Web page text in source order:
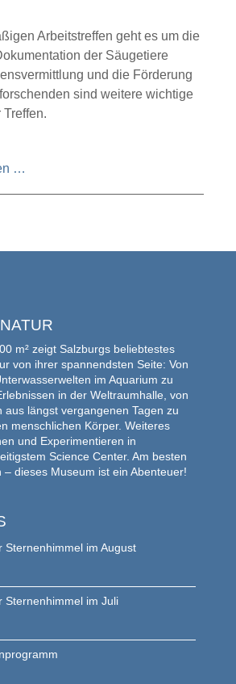
Arbeitstreffen geht es um die
der Säugetiere
und die Förderung
sind weitere wichtige
…
der
m² zeigt Salzburgs beliebtestes
von ihrer spannendsten Seite: Von
im Aquarium zu
in der Weltraumhalle, von
aus längst vergangenen Tagen zu
menschlichen Körper. Weiteres
und Experimentieren in
Science Center. Am besten
– dieses Museum ist ein Abenteuer!
Sternenhimmel im August
Sternenhimmel im Juli